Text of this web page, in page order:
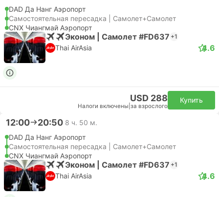
DAD Да Нанг Аэропорт
Самостоятельная пересадка | Самолет+Самолет
CNX Чиангмай Аэропорт
Эконом | Самолет #FD637 +1
Thai AirAsia 4.6
USD 288
Налоги включены за взрослого
Купить
12:00 20:50 8 ч. 50 м.
DAD Да Нанг Аэропорт
Самостоятельная пересадка | Самолет+Самолет
CNX Чиангмай Аэропорт
Эконом | Самолет #FD637 +1
Thai AirAsia 4.6